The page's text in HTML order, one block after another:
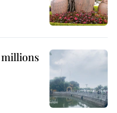
millions